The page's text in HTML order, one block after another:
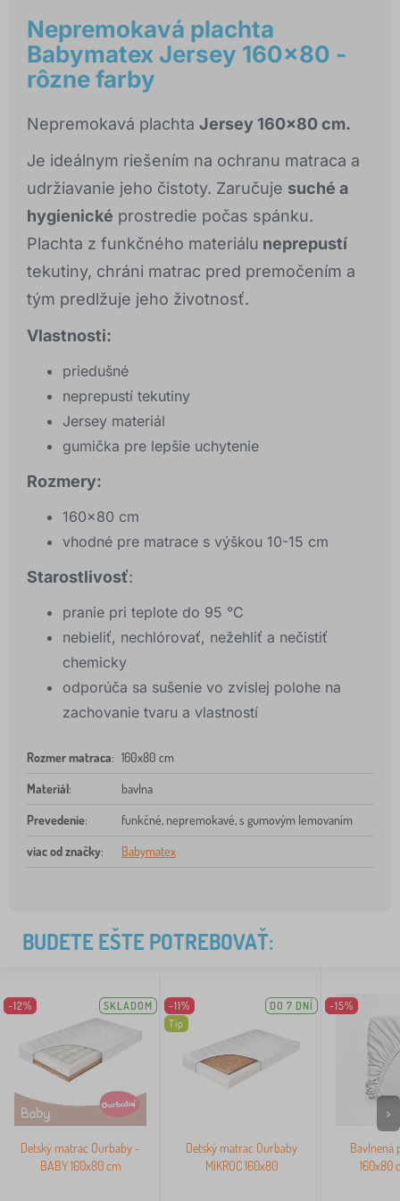
Nepremokavá plachta
Babymatex Jersey 160x80 -
rôzne farby
Nepremokavá plachta Jersey 160x80 cm.
Je ideálnym riešením na ochranu matraca a
udržiavanie jeho čistoty. Zaručuje suché a
hygienické prostredie počas spánku.
Plachta z funkčného materiálu neprepustí
tekutiny, chráni matrac pred premočením a
tým predlžuje jeho životnosť.
Vlastnosti:
priedušné
neprepustí tekutiny
Jersey materiál
gumička pre lepšie uchytenie
Rozmery:
160x80 cm
vhodné pre matrace s výškou 10-15 cm
Starostlivosť:
pranie pri teplote do 95 °C
nebieliť, nechlórovať, nežehliť a nečistiť
chemicky
odporúča sa sušenie vo zvislej polohe na
zachovanie tvaru a vlastností
Rozmer matraca: 160x80 cm
Materiál: bavlna
Prevedenie: funkčné, nepremokavé, s gumovým lemovaním
viac od značky: Babymatex
BUDETE EŠTE POTREBOVAŤ:
-12% SKLADOM
Detský matrac Ourbaby -
BABY 160x80 cm
-11%
Tip
DO 7 DNÍ
Detský matrac Ourbaby
MIKROC 160x80
-15%
Bavlnená
160x80
>